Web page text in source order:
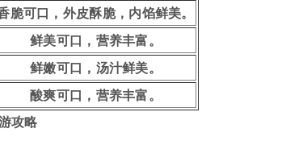
脆可口，外皮酥脆，内馅鲜美。
鲜美可口，营养丰富。
鲜嫩可口，汤汁鲜美。
酸爽可口，营养丰富。
攻略